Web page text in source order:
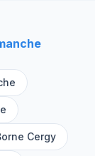
Cergy